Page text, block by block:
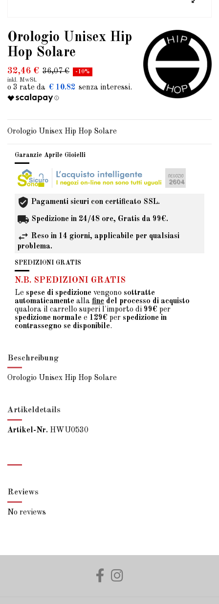
Orologio Unisex Hip
Hop Solare
32,46 € 36,07 € -10%
inkl. MwSt.
€ 10.82
Orologio Unisex Hip Hop Solare
Garanzie Aprile Gioielli
Pagamenti sicuri con certificato SSL.
Spedizione in 24/48 ore, Gratis da 99€.
Reso in 14 giorni, applicabile per qualsiasi
problema.
SPEDIZIONI GRATIS
N.B. SPEDIZIONI GRATIS
Le spese di spedizione vengono sottratte
automaticamente alla fine del processo di acquisto
qualora il carrello superi l'importo di 99€ per
spedizione normale e 129€ per spedizione in
contrassegno se disponibile.
Beschreibung
Orologio Unisex Hip Hop Solare
Artikeldetails
Artikel-Nr. HWU0530
Reviews
No reviews